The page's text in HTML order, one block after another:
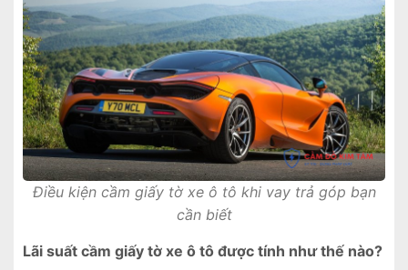
Điều kiện cầm giấy tờ xe ô tô khi vay trả góp bạn
cần biết
Lãi suất cầm giấy tờ xe ô tô được tính như thế nào?